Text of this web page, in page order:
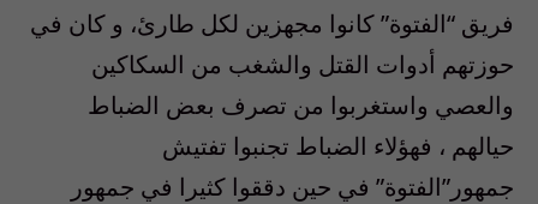
فريق “الفتوة” كانوا مجهزين لكل طارئ، و كان في
حوزتهم أدوات القتل والشغب من السكاكين
والعصي واستغربوا من تصرف بعض الضباط
حيالهم ، فهؤلاء الضباط تجنبوا تفتيش
جمهور”الفتوة” في حين دققوا كثيرا في جمهور